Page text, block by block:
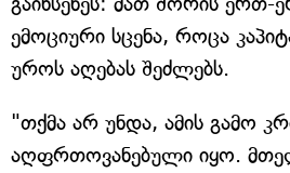
ემოციური სცენა, როცა
უროს აღებას შეძლებს.
"თქმა არ უნდა, ამის გამო
აღფრთოვანებული იყო.